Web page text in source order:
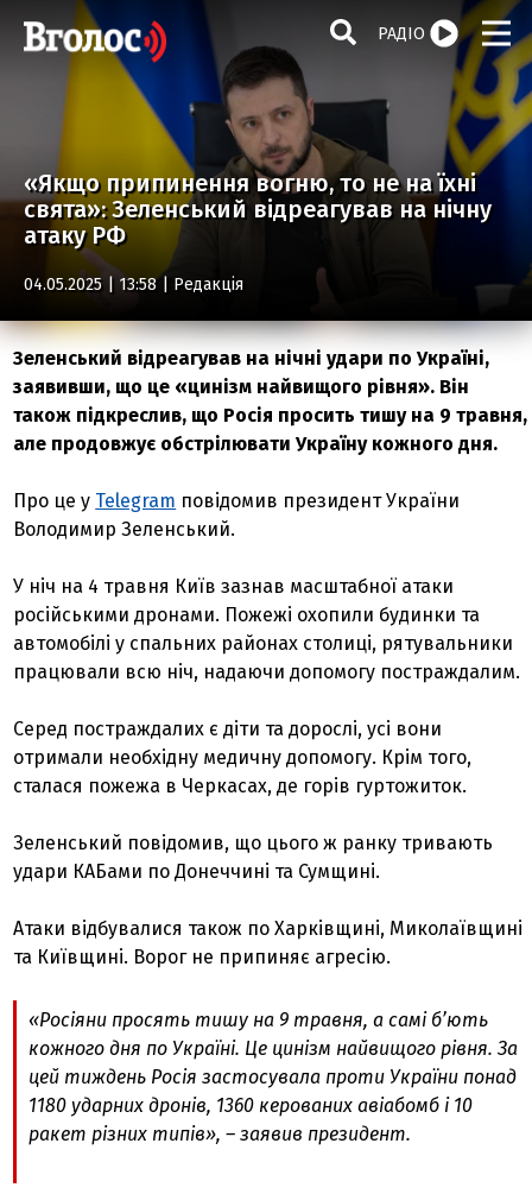
РАДІО
«Якщо припинення вогню, то не на їхні
свята»: Зеленський відреагував на нічну
атаку РФ
04.05.2025 | 13:58 | Редакція
Зеленський відреагував на нічні удари по Україні,
заявивши, що це «цинізм найвищого рівня». Він
також підкреслив, що Росія просить тишу на 9 травня,
але продовжує обстрілювати Україну кожного дня.
Про це у Telegram повідомив президент України
Володимир Зеленський.
У ніч на 4 травня Київ зазнав масштабної атаки
російськими дронами. Пожежі охопили будинки та
автомобілі у спальних районах столиці, рятувальники
працювали всю ніч, надаючи допомогу постраждалим.
Серед постраждалих є діти та дорослі, усі вони
отримали необхідну медичну допомогу. Крім того,
сталася пожежа в Черкасах, де горів гуртожиток.
Зеленський повідомив, що цього ж ранку тривають
удари КАБами по Донеччині та Сумщині.
Атаки відбувалися також по Харківщині, Миколаївщині
та Київщині. Ворог не припиняє агресію.
«Росіяни просять тишу на 9 травня, а самі б’ють
кожного дня по Україні. Це цинізм найвищого рівня. За
цей тиждень Росія застосувала проти України понад
1180 ударних дронів, 1360 керованих авіабомб і 10
ракет різних типів», – заявив президент.